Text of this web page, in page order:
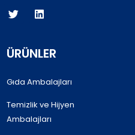
w
t
e
i
e
d
n
ÜRÜNLER
Gıda Ambalajları
Temizlik ve Hijyen
Ambalajları